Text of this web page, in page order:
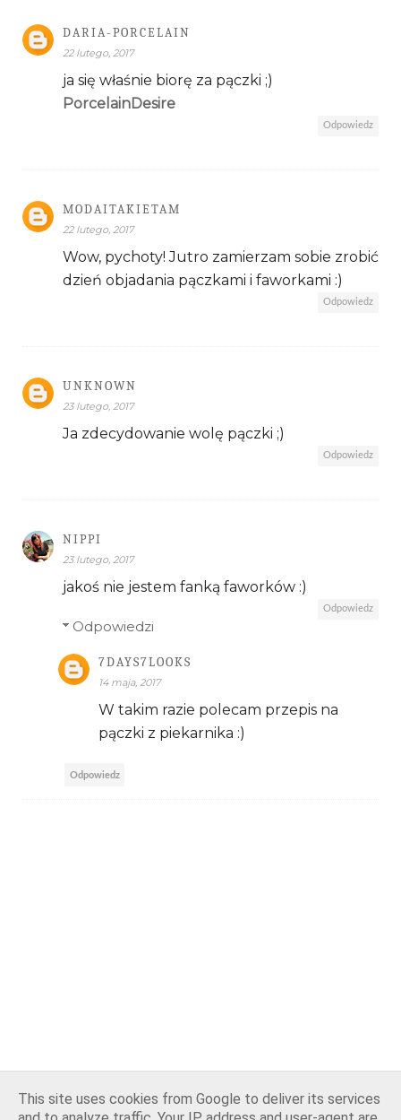
DARIA-PORCELAIN
22 lutego, 2017
ja się właśnie biorę za pączki ;)
PorcelainDesire
Odpowiedz
MODAITAKIETAM
22 lutego, 2017
Wow, pychoty! Jutro zamierzam sobie zrobić
dzień objadania pączkami i faworkami :)
Odpowiedz
UNKNOWN
23 lutego, 2017
Ja zdecydowanie wolę pączki ;)
Odpowiedz
NIPPI
23 lutego, 2017
jakoś nie jestem fanką faworków :)
Odpowiedz
Odpowiedzi
7DAYS7LOOKS
14 maja, 2017
W takim razie polecam przepis na
pączki z piekarnika :)
Odpowiedz
This site uses cookies from Google to deliver its services